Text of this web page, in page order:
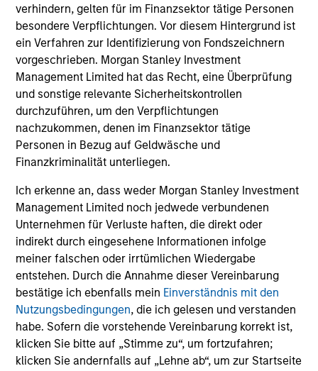
verhindern, gelten für im Finanzsektor tätige Personen
besondere Verpflichtungen. Vor diesem Hintergrund ist
ein Verfahren zur Identifizierung von Fondszeichnern
vorgeschrieben. Morgan Stanley Investment
Management Limited hat das Recht, eine Überprüfung
und sonstige relevante Sicherheitskontrollen
durchzuführen, um den Verpflichtungen
nachzukommen, denen im Finanzsektor tätige
Personen in Bezug auf Geldwäsche und
Finanzkriminalität unterliegen.
Ich erkenne an, dass weder Morgan Stanley Investment
Management Limited noch jedwede verbundenen
Unternehmen für Verluste haften, die direkt oder
indirekt durch eingesehene Informationen infolge
meiner falschen oder irrtümlichen Wiedergabe
entstehen. Durch die Annahme dieser Vereinbarung
bestätige ich ebenfalls mein Einverständnis mit den
Nutzungsbedingungen, die ich gelesen und verstanden
habe. Sofern die vorstehende Vereinbarung korrekt ist,
klicken Sie bitte auf „Stimme zu“, um fortzufahren;
klicken Sie andernfalls auf „Lehne ab“, um zur Startseite
May not represent all Team Members.
The information on this page is for informational
purposes only. The information contained herein does
not constitute and should not be construed as an
solicitation of an offer to buy any securities in any
jurisdiction in which such offer or solicitation,
purchase or sale would be unlawful under the
securities, insurance or other laws of such jurisdiction.
All investing involves risks, including a loss of principal.
Please refer to the strategy detail page for important
information on the strategy, including additional risk
considerations.